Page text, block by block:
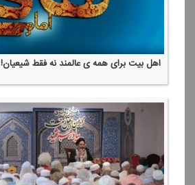
اهل بیت برای همه ی عالمند نه فقط شیعیان!